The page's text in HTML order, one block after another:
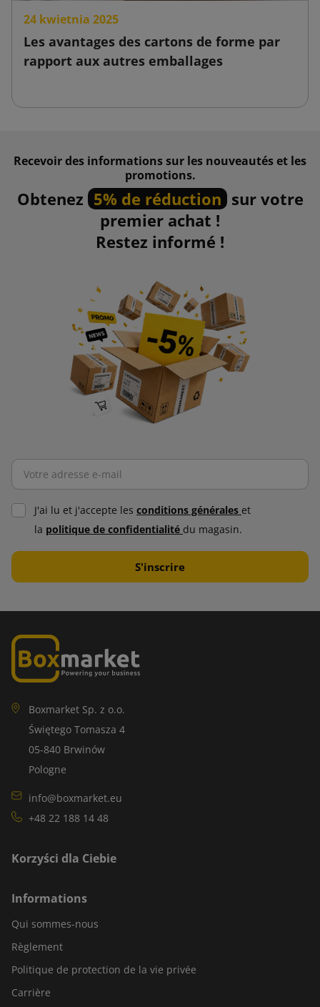
24 kwietnia 2025
Les avantages des cartons de forme par
rapport aux autres emballages
Recevoir des informations sur les nouveautés et les
promotions.
Obtenez 5% de réduction sur votre
premier achat !
Restez informé !
J'ai lu et j'accepte les conditions générales et
la politique de confidentialité du magasin.
Boxmarket Sp. z o.o.
Świętego Tomasza 4
05-840 Brwinów
Pologne
info@boxmarket.eu
+48 22 188 14 48
Korzyści dla Ciebie
Informations
Qui sommes-nous
Règlement
Politique de protection de la vie privée
Carrière